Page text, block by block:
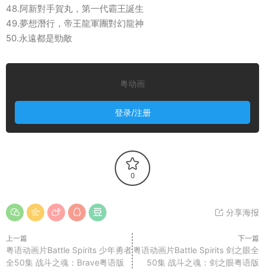
48.阿新對手賀丸，第一代霸王誕生
49.夢想潛行，帝王龍軍團對幻龍神
50.永遠都是勁敵
粤动画
登录/注册
0
分享海报
上一篇
粤语动画片Battle Spirits 少年勇者
全50集 战斗之魂：Brave粤语版
下一篇
粤语动画片Battle Spirits 剑之眼全
50集 战斗之魂：剑之眼粤语版